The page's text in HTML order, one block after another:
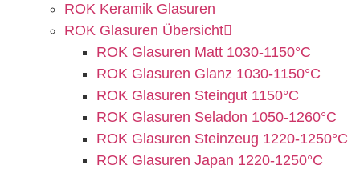
ROK Keramik Glasuren
ROK Glasuren Übersicht
ROK Glasuren Matt 1030-1150°C
ROK Glasuren Glanz 1030-1150°C
ROK Glasuren Steingut 1150°C
ROK Glasuren Seladon 1050-1260°C
ROK Glasuren Steinzeug 1220-1250°C
ROK Glasuren Japan 1220-1250°C